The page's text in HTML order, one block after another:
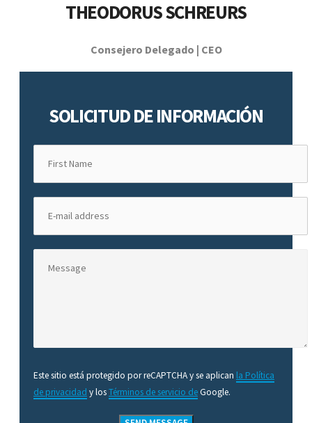
THEODORUS SCHREURS
Consejero Delegado | CEO
SOLICITUD DE INFORMACIÓN
Este sitio está protegido por reCAPTCHA y se aplican la Política
de privacidad y losTérminos de servicio deGoogle.